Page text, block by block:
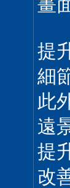
畫
提
細
此
遠
提
改